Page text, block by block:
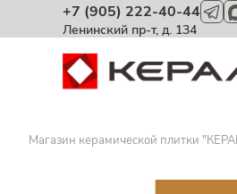
+7 (905) 222-40-44
Ленинский пр-т, д. 134
Магазин керамической плитки